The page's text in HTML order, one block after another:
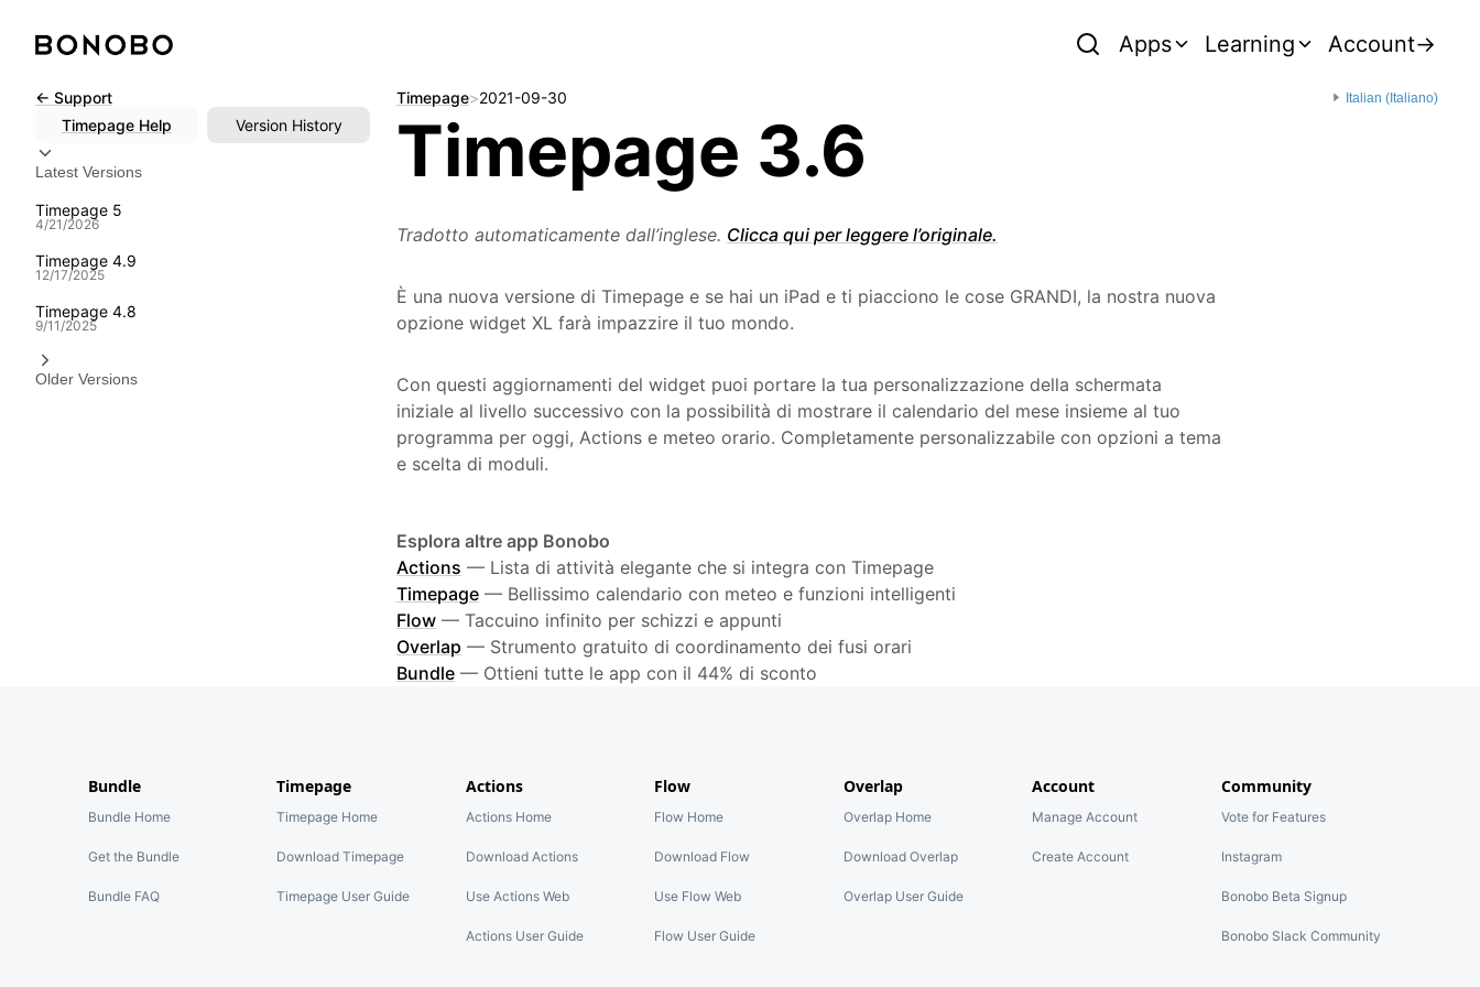
Apps Learning Account→
← Support
Timepage Help Version History
Latest Versions
Timepage 5
4/21/2026
Timepage 4.9
12/17/2025
Timepage 4.8
9/11/2025
Older Versions
Timepage>2021-09-30 Italian (Italiano)
Timepage 3.6
Tradotto automaticamente dall’inglese. Clicca qui per leggere l’originale.
È una nuova versione di Timepage e se hai un iPad e ti piacciono le cose GRANDI, la nostra nuova
opzione widget XL farà impazzire il tuo mondo.
Con questi aggiornamenti del widget puoi portare la tua personalizzazione della schermata
iniziale al livello successivo con la possibilità di mostrare il calendario del mese insieme al tuo
programma per oggi, Actions e meteo orario. Completamente personalizzabile con opzioni a tema
e scelta di moduli.
Esplora altre app Bonobo
Actions — Lista di attività elegante che si integra con Timepage
Timepage — Bellissimo calendario con meteo e funzioni intelligenti
Flow —Taccuino infinito per schizzi e appunti
Overlap — Strumento gratuito di coordinamento dei fusi orari
Bundle — Ottieni tutte le app con il 44% di sconto
Bundle
Bundle Home
Get the Bundle
Bundle FAQ
Timepage
Timepage Home
Download Timepage
Timepage User Guide
Actions
Actions Home
Download Actions
Use Actions Web
Actions User Guide
Flow
Flow Home
Download Flow
Use Flow Web
Flow User Guide
Overlap
Overlap Home
Download Overlap
Overlap User Guide
Account
Manage Account
Create Account
Community
Vote for Features
Instagram
Bonobo Beta Signup
Bonobo Slack Community